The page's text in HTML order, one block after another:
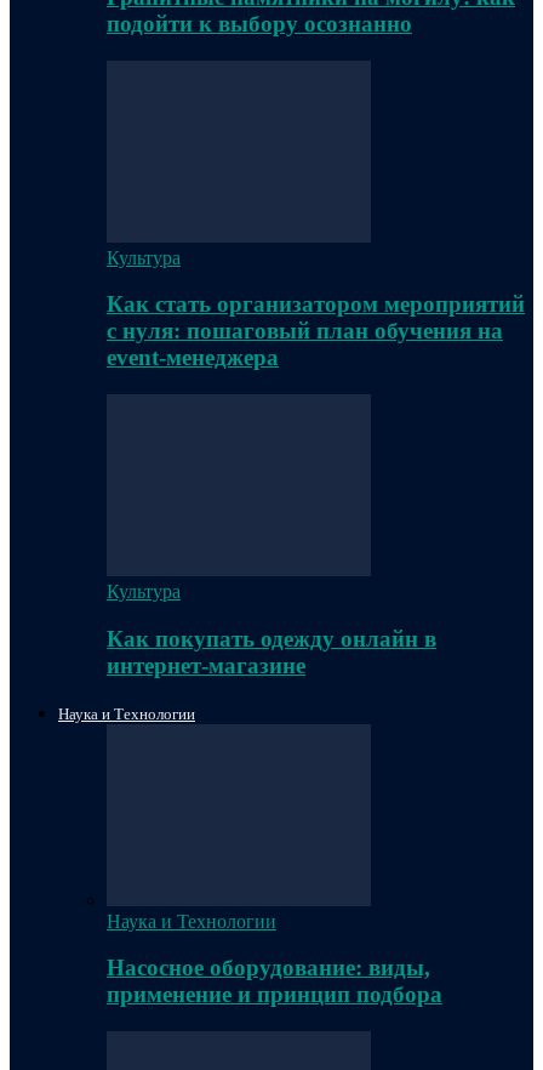
подойти к выбору осознанно
Культура
Как стать организатором мероприятий
с нуля: пошаговый план обучения на
event-менеджера
Культура
Как покупать одежду онлайн в
интернет-магазине
Наука и Технологии
Наука и Технологии
Насосное оборудование: виды,
применение и принцип подбора